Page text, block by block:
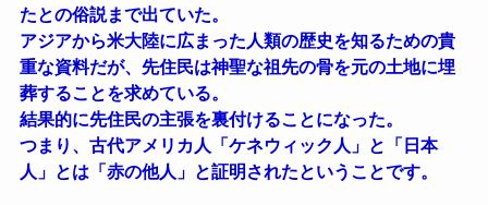
たとの俗説まで出ていた。
アジアから米大陸に広まった人類の歴史を知るための貴
重な資料だが、先住民は神聖な祖先の骨を元の土地に埋
葬することを求めている。
結果的に先住民の主張を裏付けることになった。
つまり、古代アメリカ人「ケネウィック人」と「日本
人」とは「赤の他人」と証明されたということです。